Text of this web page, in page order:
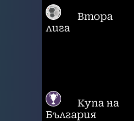
Втора
лига
Купа на
България